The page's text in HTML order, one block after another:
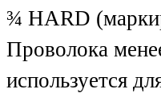
¾ HARD
Проволока
используется